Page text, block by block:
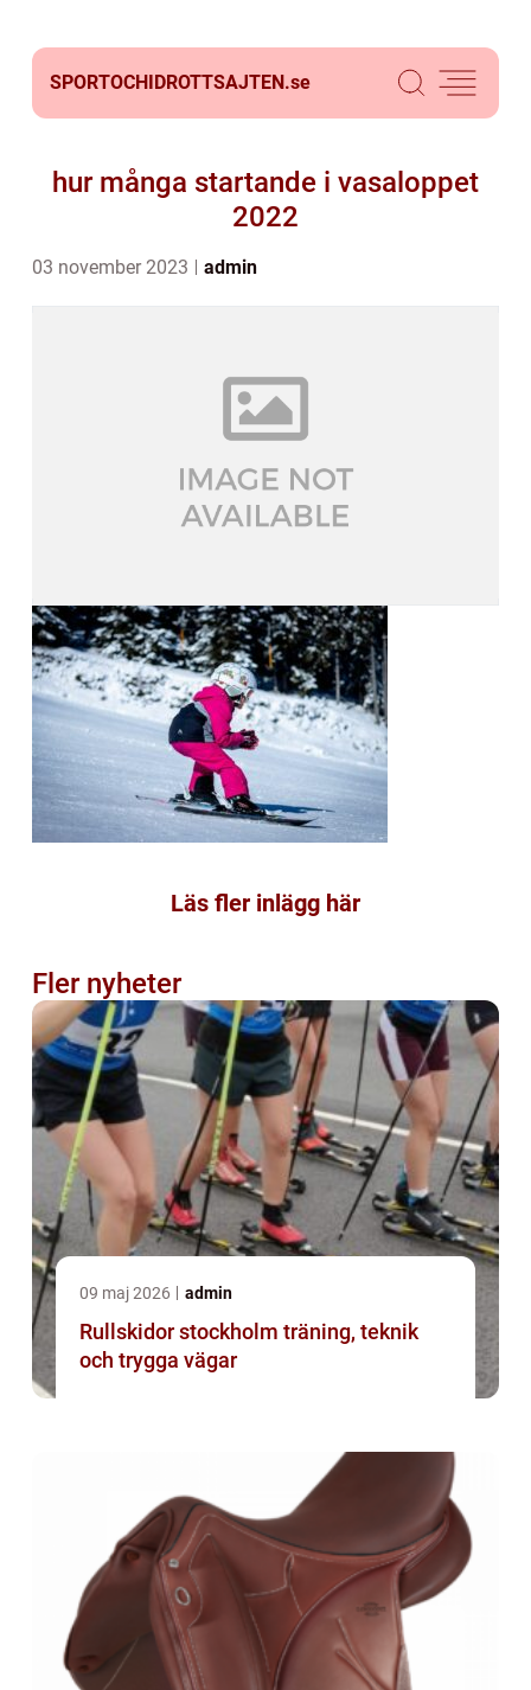
SPORTOCHIDROTTSAJTEN.se
hur många startande i vasaloppet
2022
03 november 2023 admin
Läs fler inlägg här
Fler nyheter
09 maj 2026 admin
Rullskidor stockholm träning, teknik
och trygga vägar